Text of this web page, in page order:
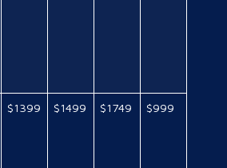
$1399 $1499 $1749 $999